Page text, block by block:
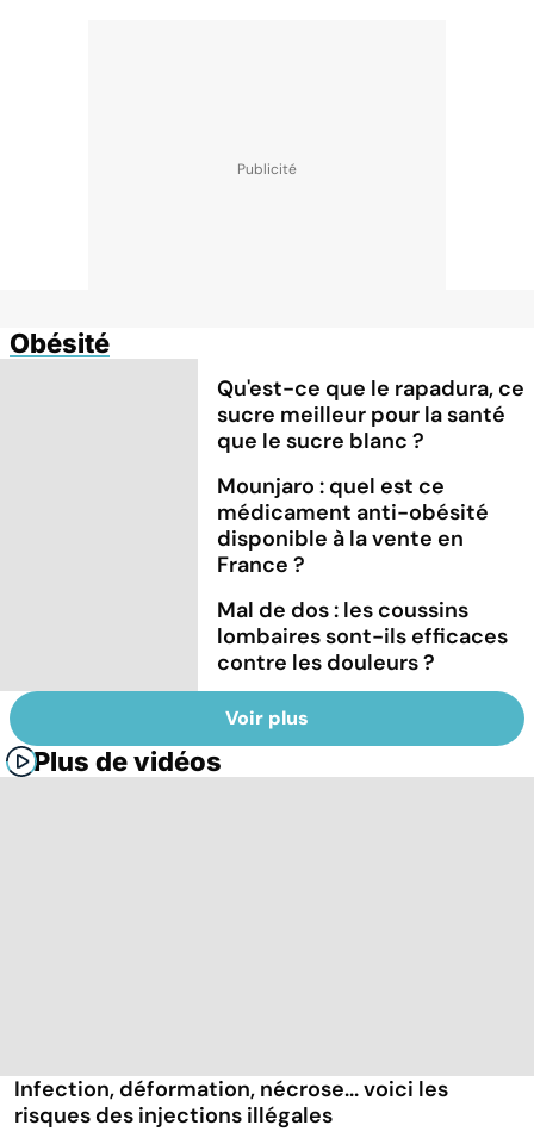
Obésité
Qu'est-ce que le rapadura, ce
sucre meilleur pour la santé
que le sucre blanc ?
Mounjaro : quel est ce
médicament anti-obésité
disponible à la vente en
France ?
Mal de dos : les coussins
lombaires sont-ils efficaces
contre les douleurs ?
Voir plus
Plus de vidéos
Infection, déformation, nécrose... voici les
risques des injections illégales